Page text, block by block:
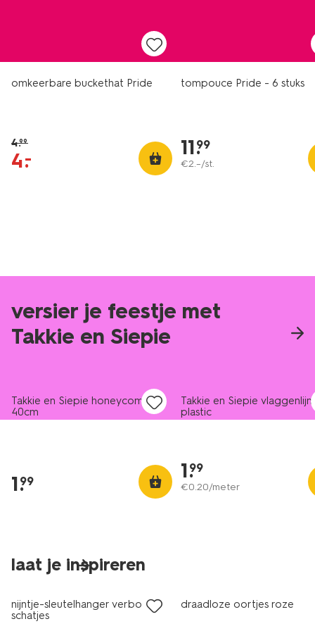
omkeerbare buckethat Pride
4.99
4.
–
tompouce Pride - 6 stuks
11.
99
€2.–/st.
versier je feestje met
Takkie en Siepie
Takkie en Siepie honeycomb
40cm
1.
99
Takkie en Siepie vlaggenlijn
plastic
1.
99
€0.20/meter
laat je inspireren
nieuw
nijntje-sleutelhanger verborgen
schatjes
draadloze oortjes roze